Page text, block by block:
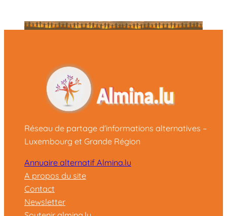
Réseau de partage d'informations alternatives –
Luxembourg et Grande Région
Annuaire alternatif Almina.lu
A propos du site
Contact
Newsletter